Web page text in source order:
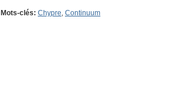
Mots-clés: Chypre, Continuum